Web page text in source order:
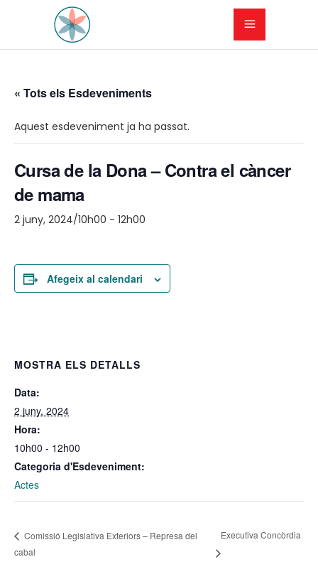
« Tots els Esdeveniments
Aquest esdeveniment ja ha passat.
Cursa de la Dona – Contra el càncer
de mama
2 juny, 2024/10h00 - 12h00
Afegeix al calendari
MOSTRA ELS DETALLS
Data:
2 juny, 2024
Hora:
10h00 - 12h00
Categoria d'Esdeveniment:
Actes
Comissió Legislativa Exteriors – Represa del
cabal
Executiva Concòrdia